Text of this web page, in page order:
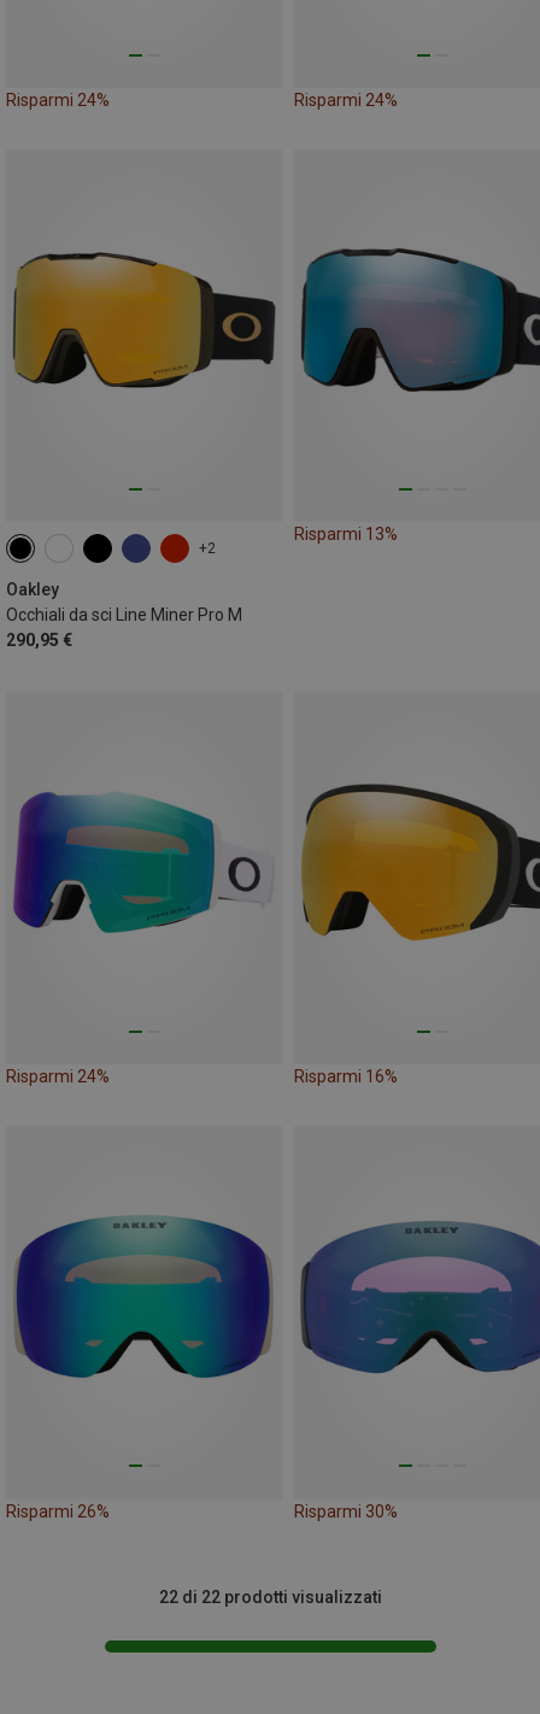
Risparmi 24% Risparmi 24%
+2
Oakley
Occhiali da sci Line Miner Pro M
290,95 €
Risparmi 13%
Risparmi 24% Risparmi 16%
Risparmi 26% Risparmi 30%
22 di 22 prodotti visualizzati